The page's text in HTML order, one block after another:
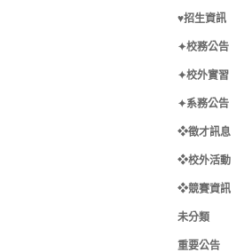
♥招生資訊
✦校務公告
✦校外實習
✦系務公告
❖徵才訊息
❖校外活動
❖競賽資訊
未分類
重要公告